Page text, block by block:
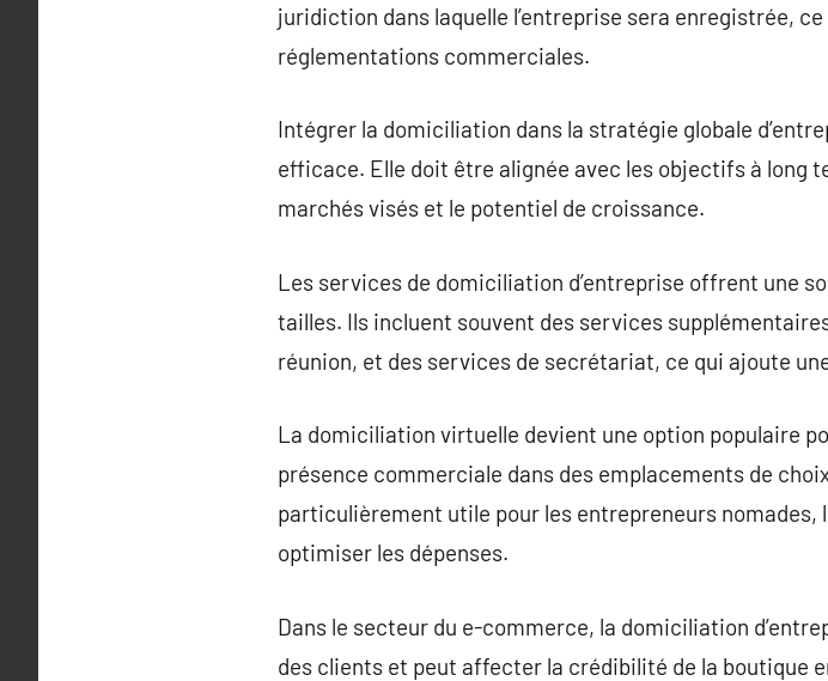
juridiction dans laquelle l’entreprise sera enregistrée,
réglementations commerciales.
Intégrer la domiciliation dans la stratégie globale
efficace. Elle doit être alignée avec les objectifs à long
marchés visés et le potentiel de croissance.
Les services de domiciliation d’entreprise offrent une
tailles. Ils incluent souvent des services
réunion, et des services de secrétariat, ce qui ajoute
La domiciliation virtuelle devient une option populaire
présence commerciale dans des emplacements de
particulièrement utile pour les entrepreneurs
optimiser les dépenses.
Dans le secteur du e-commerce, la domiciliation
des clients et peut affecter la crédibilité de la boutique